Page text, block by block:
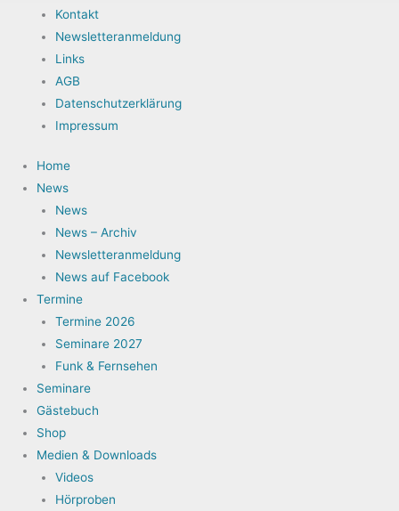
Kontakt
Newsletteranmeldung
Links
AGB
Datenschutzerklärung
Impressum
Home
News
News
News – Archiv
Newsletteranmeldung
News auf Facebook
Termine
Termine 2026
Seminare 2027
Funk & Fernsehen
Seminare
Gästebuch
Shop
Medien & Downloads
Videos
Hörproben